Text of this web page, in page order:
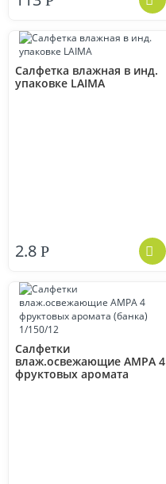
Салфетка влажная в инд.
упаковке LAIMA
2.8 Р
Салфетки
влаж.освежающие АМРА 4
фруктовых аромата